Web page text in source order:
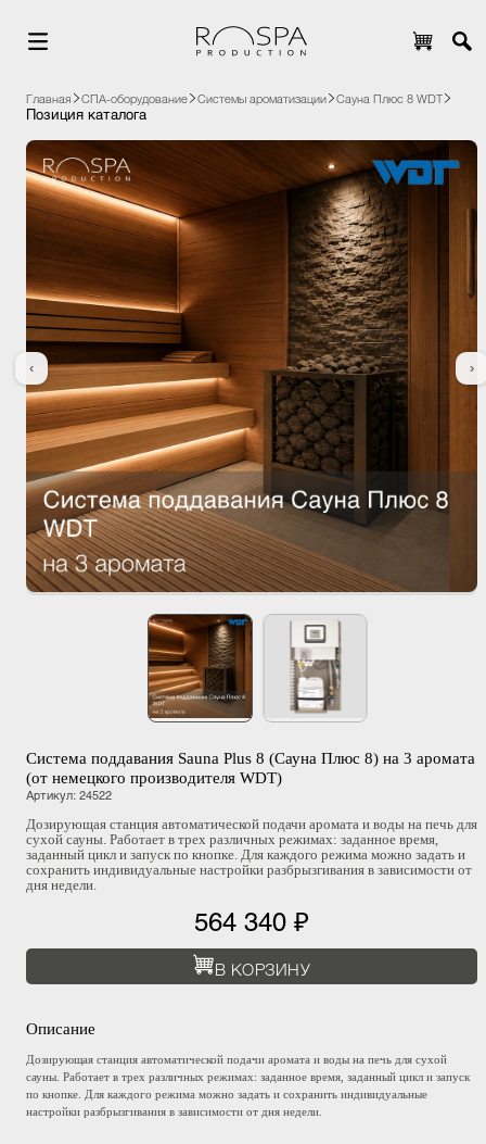
Главная СПА-оборудование Системы ароматизации Сауна Плюс 8 WDT
Позиция каталога
‹ ›
Система поддавания Sauna Plus 8 (Сауна Плюс 8) на 3 аромата
(от немецкого производителя WDT)
Артикул: 24522
Дозирующая станция автоматической подачи аромата и воды на печь для
сухой сауны. Работает в трех различных режимах: заданное время,
заданный цикл и запуск по кнопке. Для каждого режима можно задать и
сохранить индивидуальные настройки разбрызгивания в зависимости от
дня недели.
564 340 ₽
В КОРЗИНУ
Описание
Дозирующая станция автоматической подачи аромата и воды на печь для сухой
сауны. Работает в трех различных режимах: заданное время, заданный цикл и запуск
по кнопке. Для каждого режима можно задать и сохранить индивидуальные
настройки разбрызгивания в зависимости от дня недели.